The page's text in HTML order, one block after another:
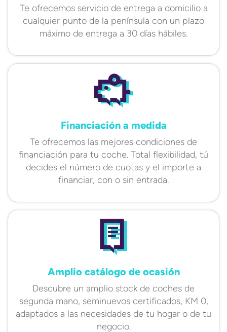
Te ofrecemos servicio de entrega a domicilio a
cualquier punto de la península con un plazo
máximo de entrega a 30 días hábiles.
Financiación a medida
Te ofrecemos las mejores condiciones de
financiación para tu coche. Total flexibilidad, tú
decides el número de cuotas y el importe a
financiar, con o sin entrada.
Amplio catálogo de ocasión
Descubre un amplio stock de coches de
segunda mano, seminuevos certificados, KM 0,
adaptados a las necesidades de tu hogar o de tu
negocio.